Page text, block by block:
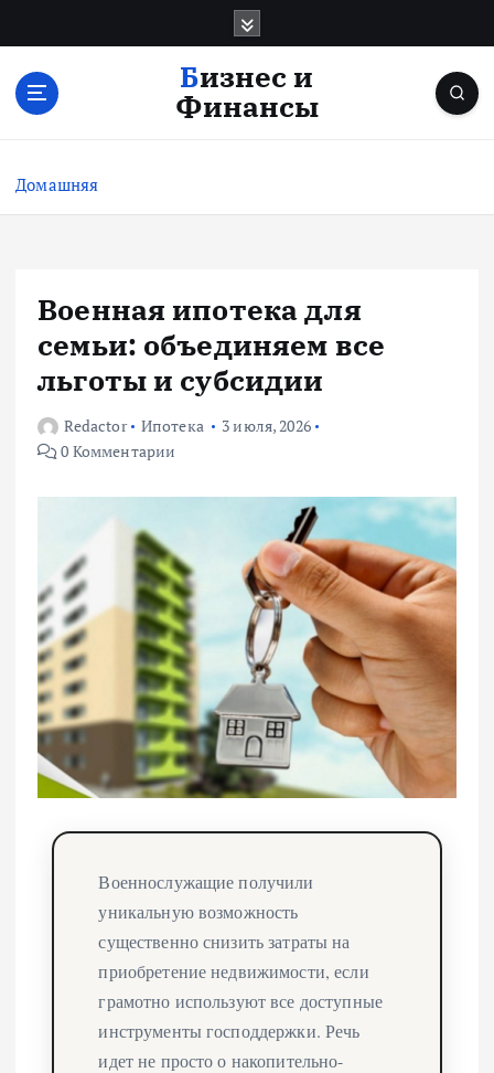
с
Бизнес и
Финансы
Домашняя
Военная ипотека для
семьи: объединяем все
льготы и субсидии
Redactor Ипотека
3 июля, 2026
0 Комментарии
Военнослужащие получили
уникальную возможность
существенно снизить затраты на
приобретение недвижимости, если
грамотно используют все доступные
инструменты господдержки. Речь
идет не просто о накопительно-